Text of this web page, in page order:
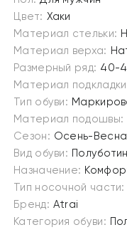
Цвет: Хаки
Материал стельки:
Материал верха:
Размерный ряд: 40-
Материал
Тип обуви:
Материал подошвы:
Сезон: Осень-Весна
Вид обуви:
Назначение:
Тип носочной части:
Бренд: Atrai
Категория обуви: